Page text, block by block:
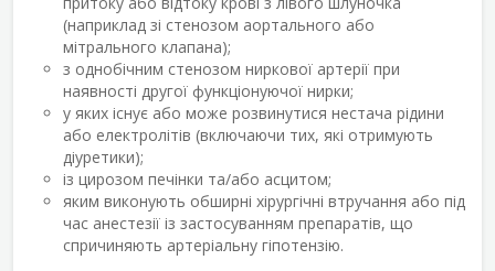
(наприклад зі стенозом аортального або
мітрального клапана);
з однобічним стенозом ниркової артерії при
наявності другої функціонуючої нирки;
у яких існує або може розвинутися нестача рідини
або електролітів (включаючи тих, які отримують
діуретики);
із цирозом печінки та/або асцитом;
яким виконують обширні хірургічні втручання або під
час анестезії із застосуванням препаратів, що
спричиняють артеріальну гіпотензію.